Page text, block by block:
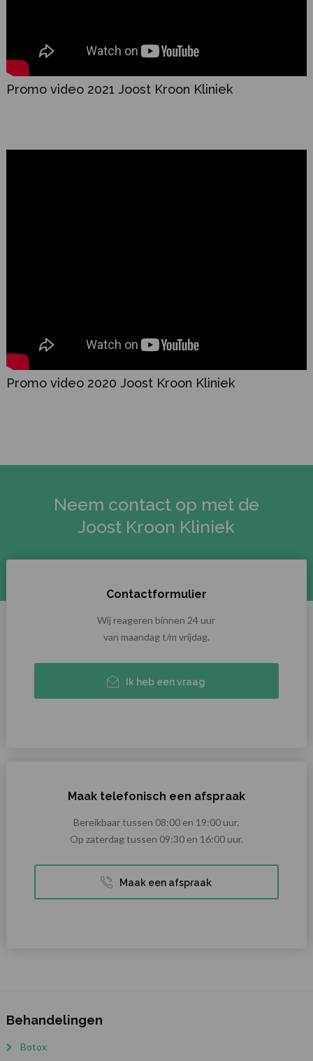
Promo video 2021 Joost Kroon Kliniek
Promo video 2020 Joost Kroon Kliniek
Neem contact op met de
Joost Kroon Kliniek
Contactformulier
Wij reageren binnen 24 uur
van maandag t/m vrijdag.
Ik heb een vraag
Maak telefonisch een afspraak
Bereikbaar tussen 08:00 en 19:00 uur.
Op zaterdag tussen 09:30 en 16:00 uur.
Maak een afspraak
Behandelingen
Botox